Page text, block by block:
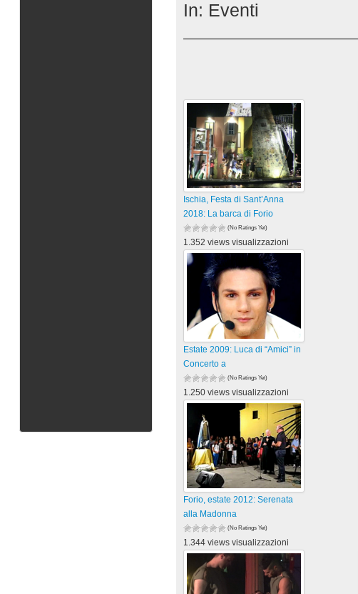
In: Eventi
Ischia, Festa di Sant’Anna
2018: La barca di Forio
(No Ratings Yet)
1.352 views visualizzazioni
Estate 2009: Luca di “Amici” in
Concerto a
(No Ratings Yet)
1.250 views visualizzazioni
Forio, estate 2012: Serenata
alla Madonna
(No Ratings Yet)
1.344 views visualizzazioni